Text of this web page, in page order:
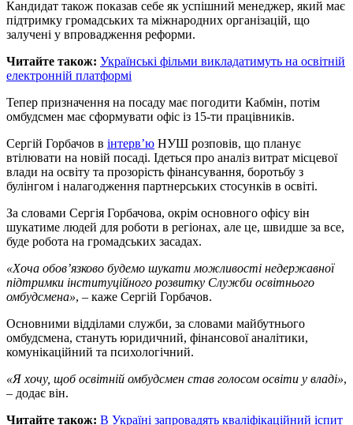
Кандидат також показав себе як успішний менеджер, який має
підтримку громадських та міжнародних організацій, що
залучені у впровадження реформи.
Читайте також: Українські фільми викладатимуть на освітній
електронній платформі
Тепер призначення на посаду має погодити Кабмін, потім
омбудсмен має сформувати офіс із 15-ти працівників.
Сергій Горбачов в інтерв’ю НУШ розповів, що планує
втілювати на новій посаді. Ідеться про аналіз витрат місцевої
влади на освіту та прозорість фінансування, боротьбу з
булінгом і налагодження партнерських стосунків в освіті.
За словами Сергія Горбачова, окрім основного офісу він
шукатиме людей для роботи в регіонах, але це, швидше за все,
буде робота на громадських засадах.
«Хоча обов’язково будемо шукати можливості недержавної
підтримки інституційного розвитку Служби освітнього
омбудсмена», – каже Сергій Горбачов.
Основними відділами служби, за словами майбутнього
омбудсмена, стануть юридичний, фінансової аналітики,
комунікаційний та психологічний.
«Я хочу, щоб освітній омбудсмен став голосом освіти у владі»,
– додає він.
Читайте також: В Україні запровадять кваліфікаційний іспит